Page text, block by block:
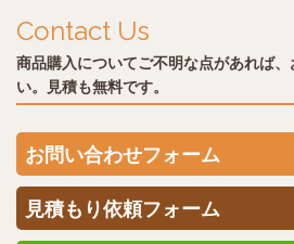
Contact Us
商品購入についてご不明な点があれば
い。見積も無料です。
お問い合わせフォーム
見積もり依頼フォーム